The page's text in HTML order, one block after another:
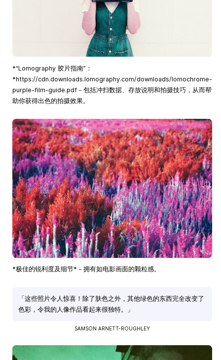
*“Lomography 胶片指南”：
*https://cdn.downloads.lomography.com/downloads/lomochrome-
purple-film-guide.pdf－包括冲扫数据、存放说明和拍摄技巧，从而帮
助你获得出色的拍摄效果。
*极佳的锐利度及细节*－拥有如电影画面的颗粒感。
「这些照片令人惊喜！除了肤色之外，其他绿色的东西完全改变了
色彩，令我的人像作品看起来很独特。」
SAMSON ARNETT-ROUGHLEY